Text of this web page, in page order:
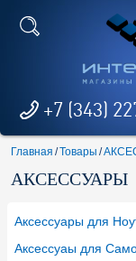
+7 (343)
Главная /Товары /
АКСЕССУАРЫ
Аксессуары для
Аксессуаы для